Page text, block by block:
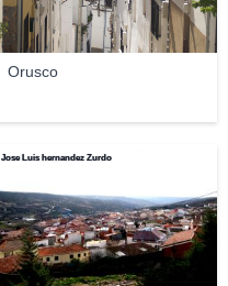
Orusco
Jose Luis hernandez Zurdo